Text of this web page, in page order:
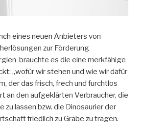
eines neuen Anbieters von
zur Förderung
brauchte es die eine merkfähige
„wofür wir stehen und wie wir dafür
der das frisch, frech und furchtlos
an den aufgeklärten Verbraucher, die
zu lassen bzw. die Dinosaurier der
friedlich zu Grabe zu tragen.